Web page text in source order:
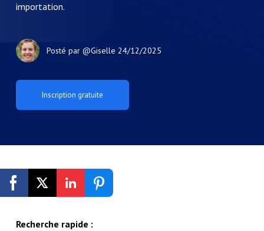
importation.
Posté par @Giselle 24/12/2025
Recherche rapide :